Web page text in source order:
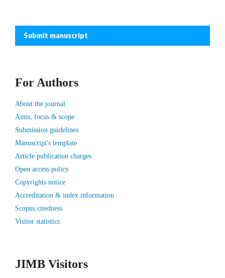
Submit manuscript
For Authors
About the journal
Aims, focus & scope
Submission guidelines
Manuscript's template
Article publication charges
Open access policy
Copyrights notice
Accreditation & index information
Scopus citedness
Visitor statistics
JIMB Visitors